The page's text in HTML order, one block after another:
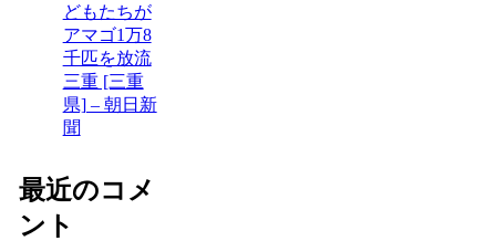
どもたちが
アマゴ1万8
千匹を放流
三重 [三重
県] – 朝日新
聞
最近のコメ
ント